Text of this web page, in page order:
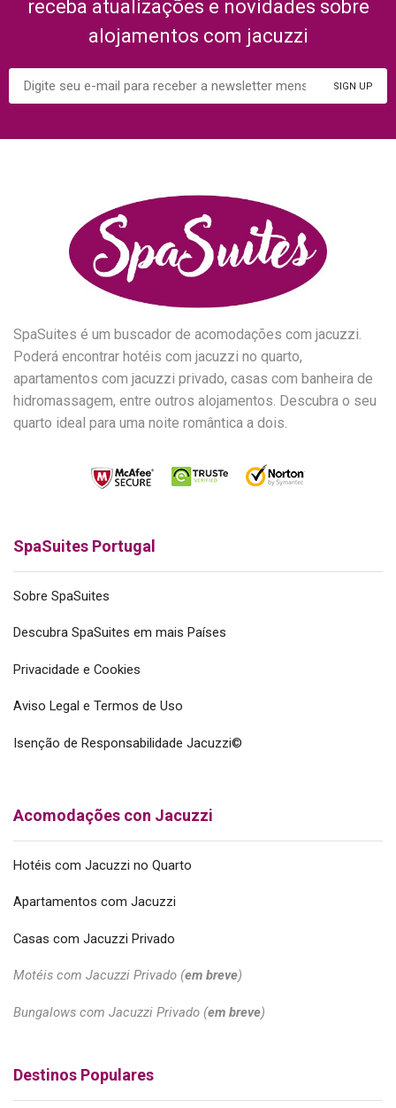
receba atualizações e novidades sobre
alojamentos com jacuzzi
SpaSuites é um buscador de acomodações com jacuzzi.
Poderá encontrar hotéis com jacuzzi no quarto,
apartamentos com jacuzzi privado, casas com banheira de
hidromassagem, entre outros alojamentos. Descubra o seu
quarto ideal para uma noite romântica a dois.
SpaSuites Portugal
Sobre SpaSuites
Descubra SpaSuites em mais Países
Privacidade e Cookies
Aviso Legal e Termos de Uso
Isenção de Responsabilidade Jacuzzi©
Acomodações con Jacuzzi
Hotéis com Jacuzzi no Quarto
Apartamentos com Jacuzzi
Casas com Jacuzzi Privado
Motéis com Jacuzzi Privado (em breve)
Bungalows com Jacuzzi Privado (em breve)
Destinos Populares